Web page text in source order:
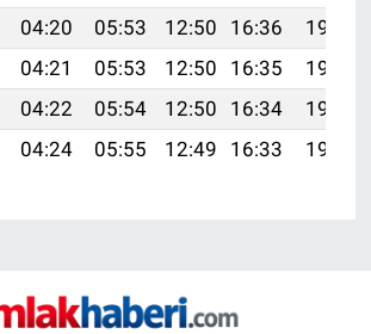
04:20 05:53 12:50 16:36
19:38
04:21 05:53 12:50 16:35
19:36
04:22 05:54 12:50 16:34
19:35
04:24 05:55 12:49 16:33 19:33